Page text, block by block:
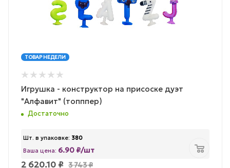
ТОВАР НЕДЕЛИ
Игрушка - конструктор на присоске дуэт
"Алфавит" (топппер)
Достаточно
Шт. в упаковке: 380
Ваша цена: 6.90 ₽/шт
2 620.10 ₽ 3 743₽